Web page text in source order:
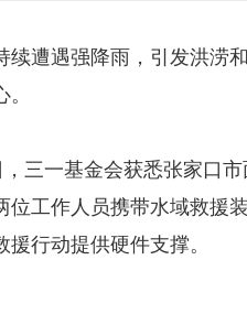
遭遇强降雨，引发洪涝
三一基金会获悉张家口
位工作人员携带水域救
行动提供硬件支撑。